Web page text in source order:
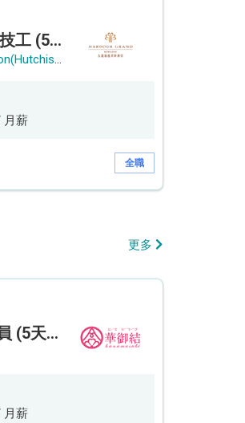
Technician 電器技工 (5-Day Work Week)
Harbour Grand Kowloon(Hutchison Hotel Hong Kong Limited)
月薪
全職
更多
華御結早班倉務員 (5天工作週)
月薪